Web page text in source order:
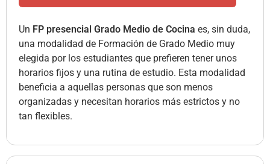
Un FP presencial Grado Medio de Cocina es, sin duda,
una modalidad de Formación de Grado Medio muy
elegida por los estudiantes que prefieren tener unos
horarios fijos y una rutina de estudio. Esta modalidad
beneficia a aquellas personas que son menos
organizadas y necesitan horarios más estrictos y no
tan flexibles.